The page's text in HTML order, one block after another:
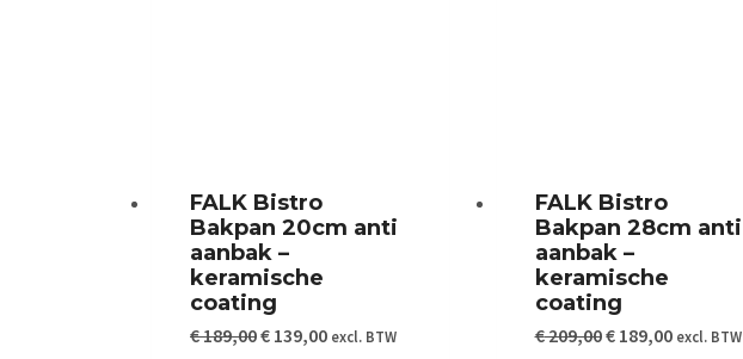
FALK Bistro
Bakpan 20cm anti
aanbak –
keramische
coating
€189,00Oorspronkelijke
€ 139,00Huidige
excl. BTW
FALK Bistro
Bakpan 28cm anti
aanbak –
keramische
coating
€209,00Oorspronkelijke
€189,00Huidige
excl. BTW